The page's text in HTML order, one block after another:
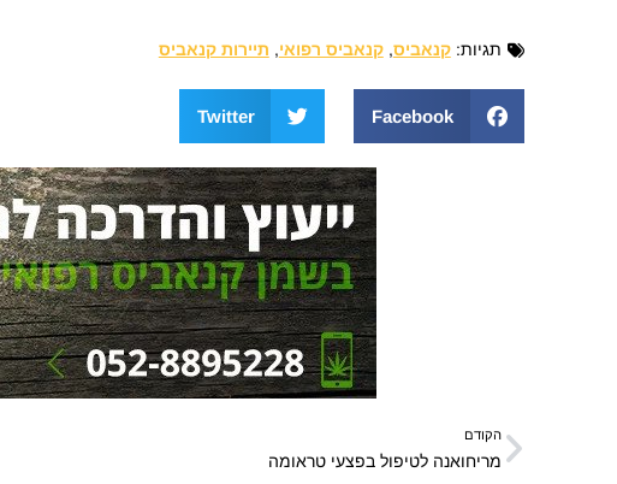
תגיות: קנאביס,קנאביס רפואי, תיירות קנאביס
Facebook
Twitter
הקודם
מריחואנה לטיפול בפצעי טראומה